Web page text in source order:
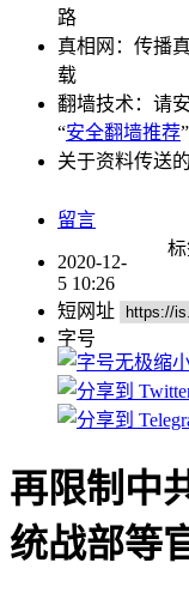
路
真相网：传播
载
翻墙技术：请
“安全翻墙推荐”
关于资料传送
留言
标
2020-12-
5 10:26
短网址
字号
再限制中
统战部等